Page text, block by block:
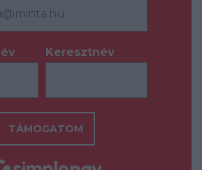
Keresztnév
TÁMOGATOM